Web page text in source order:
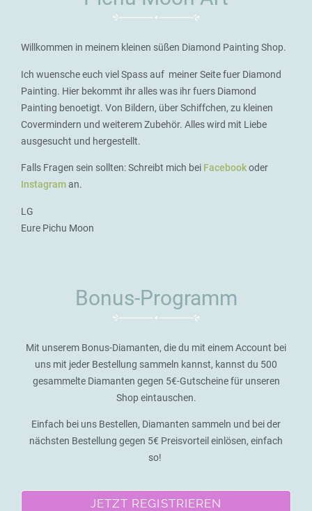
Willkommen in meinem kleinen süßen Diamond Painting Shop.
Ich wuensche euch viel Spass auf meiner Seite fuer Diamond
Painting. Hier bekommt ihr alles was ihr fuers Diamond
Painting benoetigt. Von Bildern, über Schiffchen, zu kleinen
Covermindern und weiterem Zubehör. Alles wird mit Liebe
ausgesucht und hergestellt.
Falls Fragen sein sollten: Schreibt mich bei Facebookoder
Instagraman.
LG
Eure Pichu Moon
Bonus-Programm
Mit unserem Bonus-Diamanten, die du mit einem Account bei
uns mit jeder Bestellung sammeln kannst, kannst du 500
gesammelte Diamanten gegen 5€-Gutscheine für unseren
Shop eintauschen.
Einfach bei uns Bestellen, Diamanten sammeln und bei der
nächsten Bestellung gegen 5€ Preisvorteil einlösen, einfach
so!
JETZT REGISTRIEREN